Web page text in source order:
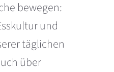
bewegen:
und
täglichen
über